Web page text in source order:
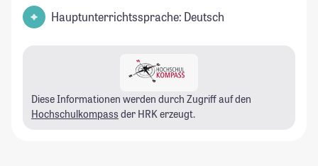
Hauptunterrichtssprache: Deutsch
Diese Informationen werden durch Zugriff auf den
Hochschulkompass der HRK erzeugt.